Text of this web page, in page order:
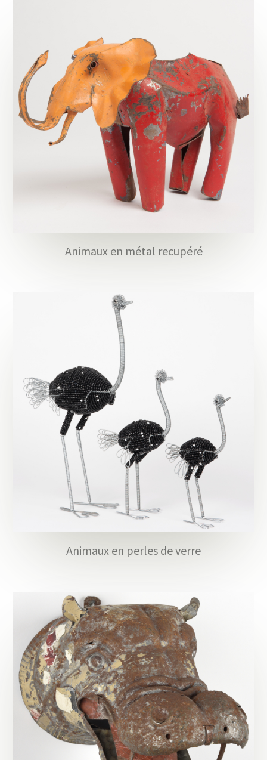
Animaux en métal recupéré
Animaux en perles de verre